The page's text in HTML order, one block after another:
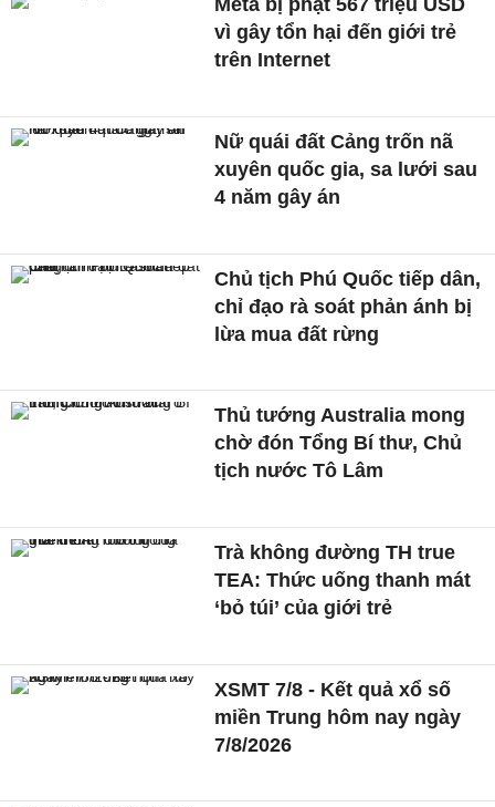
Meta bị phạt 567 triệu USD
vì gây tổn hại đến giới trẻ
trên Internet
Nữ quái đất Cảng trốn nã
xuyên quốc gia, sa lưới sau
4 năm gây án
Chủ tịch Phú Quốc tiếp dân,
chỉ đạo rà soát phản ánh bị
lừa mua đất rừng
Thủ tướng Australia mong
chờ đón Tổng Bí thư, Chủ
tịch nước Tô Lâm
Trà không đường TH true
TEA: Thức uống thanh mát
‘bỏ túi’ của giới trẻ
XSMT 7/8 - Kết quả xổ số
miền Trung hôm nay ngày
7/8/2026